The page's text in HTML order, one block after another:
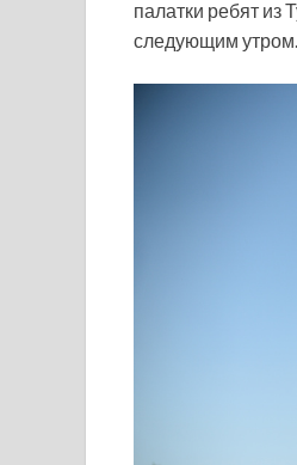
палатки ребят из
следующим утром.